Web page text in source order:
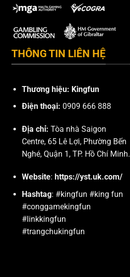
THÔNG TIN LIÊN HỆ
Thương hiệu: Kingfun
Điện thoại: 0909 666 888
Địa chỉ: Tòa nhà Saigon
Centre, 65 Lê Lợi, Phường Bến
Nghé, Quận 1, TP. Hồ Chí Minh.
Website: https://yst.uk.com/
Hashtag: #kingfun #king fun
#conggamekingfun
#linkkingfun
#trangchukingfun